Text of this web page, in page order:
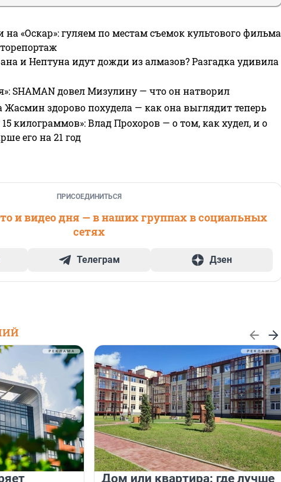
«Оскар»: гуляем по местам съемок культового фильма
и Нептуна идут дожди из алмазов? Разгадка удивила
SHAMAN довел Мизулину — что он натворил
Жасмин здорово похудела — как она выглядит теперь
килограммов»: Влад Прохоров — о том, как худел, и о
его на 21 год
ПРИСОЕДИНИТЬСЯ
и видео дня — в наших группах в социальных
сетях
Телеграм Дзен
Дом или квартира: где лучше